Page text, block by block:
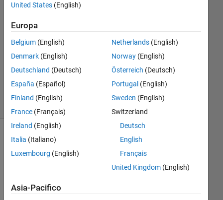
2022
Risposta
13 Lug
2022
71
Visualizzazioni
(30 giorni)
Mostra
commenti
United States (English)
Europa
Belgium (English)
Denmark (English)
Deutschland (Deutsch)
España (Español)
Finland (English)
France (Français)
Ireland (English)
Italia (Italiano)
Luxembourg (English)
Netherlands(English)
Norway(English)
Österreich (Deutsch)
Portugal (English)
Sweden (English)
Switzerland
Deutsch
English
Français
United Kingdom(English)
Asia-Pacifico